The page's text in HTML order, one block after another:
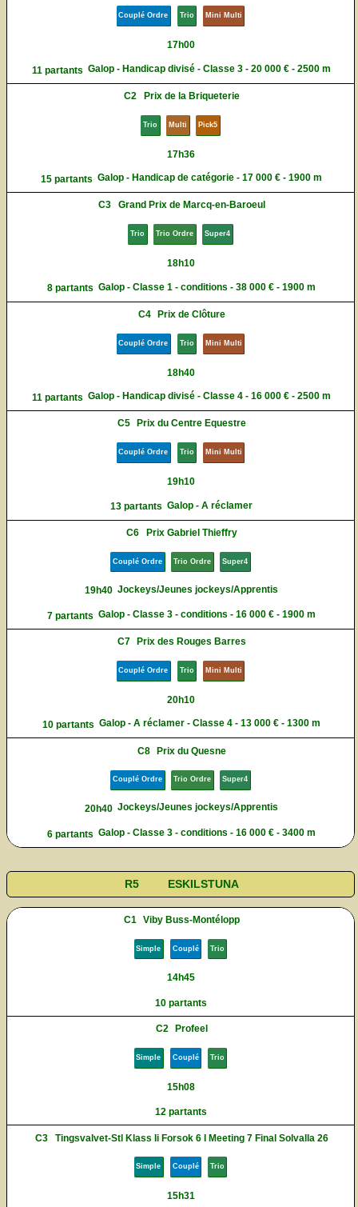
Couplé Ordre Trio Mini Multi
17h00
11 partants Galop - Handicap divisé - Classe 3 - 20 000 € - 2500 m
C2 Prix de la Briqueterie
Trio Multi Pick5
17h36
15 partants Galop - Handicap de catégorie - 17 000 € - 1900 m
C3 Grand Prix de Marcq-en-Baroeul
Trio Trio Ordre Super4
18h10
8 partants Galop - Classe 1 - conditions - 38 000 € - 1900 m
C4 Prix de Clôture
Couplé Ordre Trio Mini Multi
18h40
11 partants Galop - Handicap divisé - Classe 4 - 16 000 € - 2500 m
C5 Prix du Centre Equestre
Couplé Ordre Trio Mini Multi
19h10
13 partants Galop - A réclamer
C6 Prix Gabriel Thieffry
Couplé Ordre Trio Ordre Super4
19h40 Jockeys/Jeunes jockeys/Apprentis
7 partants Galop - Classe 3 - conditions - 16 000 € - 1900 m
C7 Prix des Rouges Barres
Couplé Ordre Trio Mini Multi
20h10
10 partants Galop - A réclamer - Classe 4 - 13 000 € - 1300 m
C8 Prix du Quesne
Couplé Ordre Trio Ordre Super4
20h40 Jockeys/Jeunes jockeys/Apprentis
6 partants Galop - Classe 3 - conditions - 16 000 € - 3400 m
R5 ESKILSTUNA
C1 Viby Buss-Montélopp
Simple Couplé Trio
14h45
10 partants
C2 Profeel
Simple Couplé Trio
15h08
12 partants
C3 Tingsvalvet-Stl Klass Ii Forsok 6 I Meeting 7 Final Solvalla 26
Simple Couplé Trio
15h31